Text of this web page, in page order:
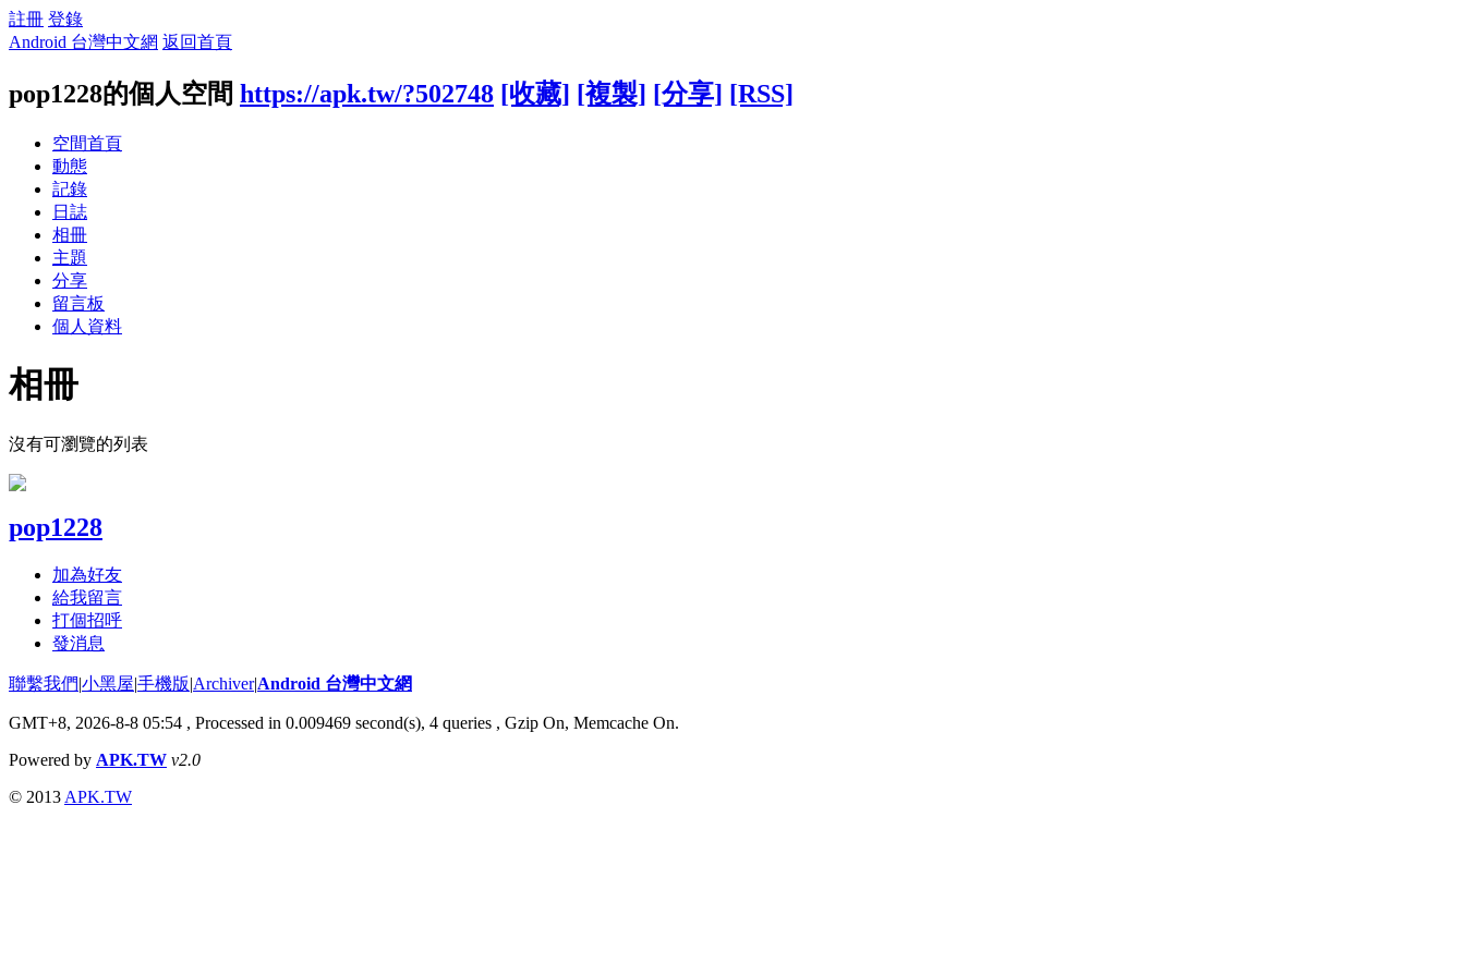
註冊 登錄
Android 台灣中文網 返回首頁
pop1228的個人空間 https://apk.tw/?502748 [收藏] [複製] [分享] [RSS]
空間首頁
動態
記錄
日誌
相冊
主題
分享
留言板
個人資料
相冊
沒有可瀏覽的列表
pop1228
加為好友
給我留言
打個招呼
發消息
聯繫我們|小黑屋|手機版|Archiver|Android 台灣中文網
GMT+8, 2026-8-8 05:54 , Processed in 0.009469 second(s), 4 queries , Gzip On, Memcache On.
Powered by APK.TW v2.0
© 2013 APK.TW